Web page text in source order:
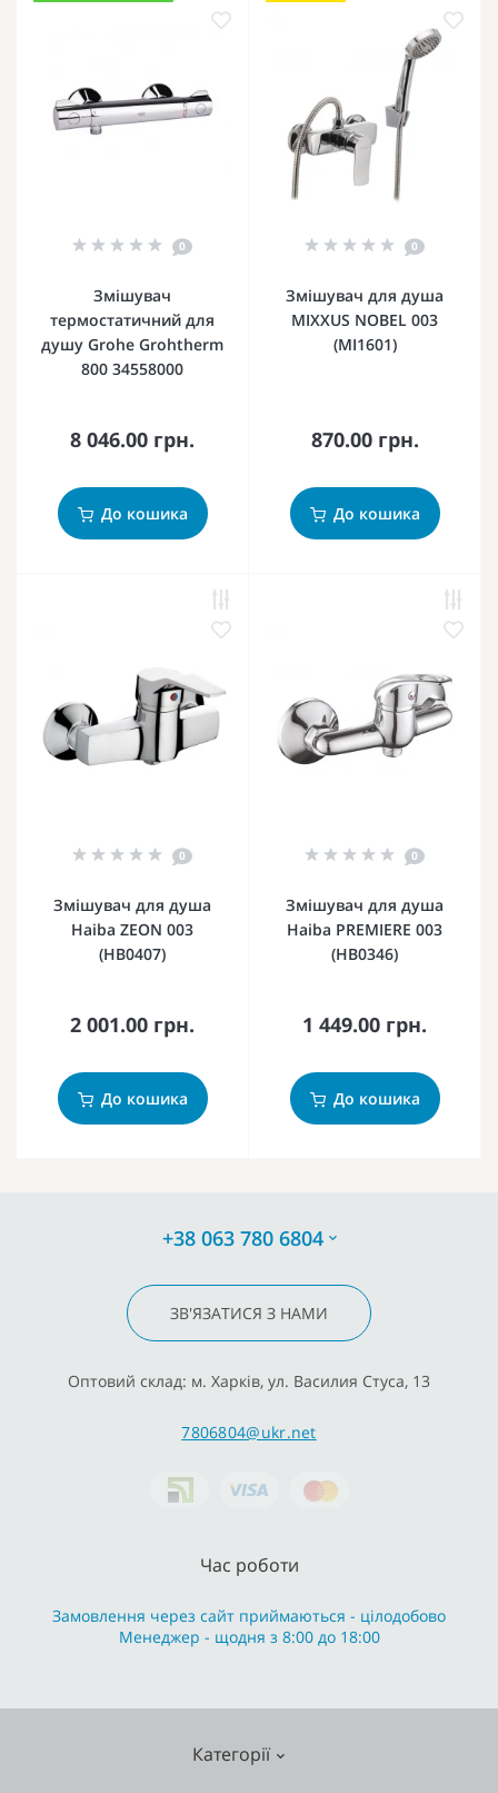
0
Змішувач
термостатичний для
душу Grohe Grohtherm
800 34558000
8 046.00 грн.
До кошика
0
Змішувач для душа
MIXXUS NOBEL 003
(MI1601)
870.00 грн.
До кошика
0
Змішувач для душа
Haiba ZEON 003
(HB0407)
2 001.00 грн.
До кошика
0
Змішувач для душа
Haiba PREMIERE 003
(HB0346)
1 449.00 грн.
До кошика
+38 063 780 6804
ЗВ'ЯЗАТИСЯ З НАМИ
Оптовий склад: м. Харків, ул. Василия Стуса, 13
7806804@ukr.net
Категорії
Час роботи
Замовлення через сайт приймаються - цілодобово
Менеджер - щодня з 8:00 до 18:00